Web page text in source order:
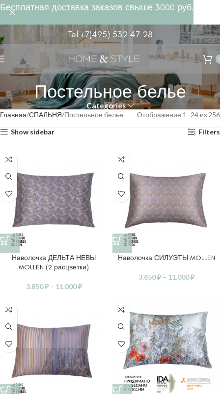
Tel +7(495) 532 47 28
Постельное белье
Categories
Главная СПАЛЬНЯ Постельное белье Отображение 1–24 из 256
Show sidebar Filters
Наволочка ДЕЛЬТА НЕВЫ
MOLLEN (2 расцветки)
3.850₽ – 11.000₽
Наволочка СИЛУЭТЫ MOLLEN
3.850₽ – 11.000₽
Бесплатная доставка заказов свыше 3000 руб.